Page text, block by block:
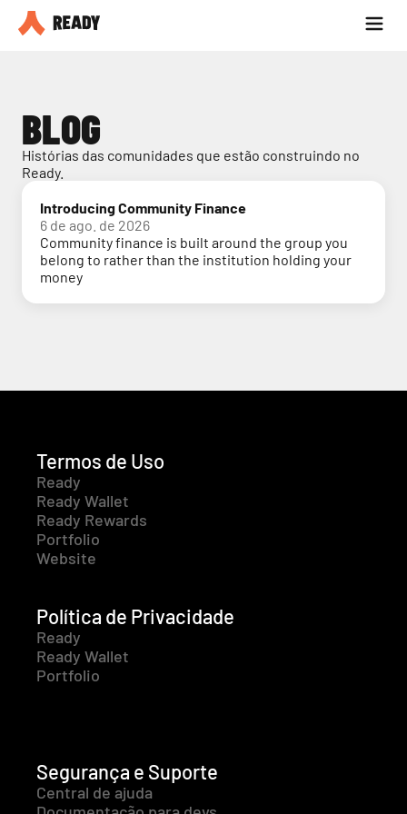
Seja parceiro
BLOG
Histórias das comunidades que estão construindo no
Ready.
Introducing Community Finance
6 de ago. de 2026
Community finance is built around the group you
belong to rather than the institution holding your
money
Termos de Uso
Ready
Ready Wallet
Ready Rewards
Portfolio
Website
Política de Privacidade
Ready
Ready Wallet
Portfolio
Segurança e Suporte
Central de ajuda